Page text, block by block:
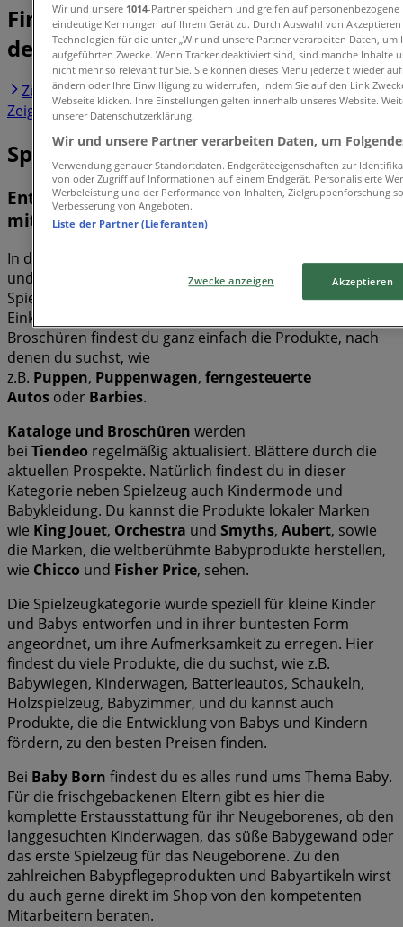
Finde Spielzeug & Baby Kataloge in
deiner Stadt
Zürich Basel Bern Genève
St. Gallen
Zeige mehr Städte
Spielzeug & Baby
Entdecke alle Spielzeug- und Babykataloge
mit Tiendeo!
In dieser Kategorie findest du die Kataloge, Angebote
und Rabatte deiner Lieblings-Baby- und
Spielzeugmarken, und du kannst deine Baby-Einkäufe im
Einklang mit deinem Budget erledigen. Dank der
Broschüren findest du ganz einfach die Produkte, nach
denen du suchst, wie
z.B. Puppen, Puppenwagen, ferngesteuerte
Autos oder Barbies.
Kataloge und Broschüren werden
bei Tiendeo regelmäßig aktualisiert. Blättere durch die
aktuellen Prospekte. Natürlich findest du in dieser
Kategorie neben Spielzeug auch Kindermode und
Babykleidung. Du kannst die Produkte lokaler Marken
wie King Jouet, Orchestra und Smyths, Aubert, sowie
die Marken, die weltberühmte Babyprodukte herstellen,
wie Chicco und Fisher Price, sehen.
Die Spielzeugkategorie wurde speziell für kleine Kinder
und Babys entworfen und in ihrer buntesten Form
angeordnet, um ihre Aufmerksamkeit zu erregen. Hier
findest du viele Produkte, die du suchst, wie z.B.
Babywiegen, Kinderwagen, Batterieautos, Schaukeln,
Holzspielzeug, Babyzimmer, und du kannst auch
Produkte, die die Entwicklung von Babys und Kindern
fördern, zu den besten Preisen finden.
Bei Baby Born findest du es alles rund ums Thema Baby.
Für die frischgebackenen Eltern gibt es hier die
komplette Erstausstattung für ihr Neugeborenes, ob den
langgesuchten Kinderwagen, das süße Babygewand oder
das erste Spielzeug für das Neugeborene. Zu den
zahlreichen Babypflegeprodukten und Babyartikeln wirst
du auch gerne direkt im Shop von den kompetenten
Mitarbeitern beraten.
Wir und unsere 1014-Partner speichern und greifen auf
eindeutige Kennungen auf Ihrem Gerät zu. Durch Auswahl von
Technologien für die unter „Wir und unsere Partner verarbeiten Daten, um
aufgeführten Zwecke. Wenn Tracker deaktiviert sind, sind manche Inhalte
nicht mehr so relevant für Sie. Sie können dieses Menü jederzeit wieder
ändern oder Ihre Einwilligung zu widerrufen, indem Sie auf den Link
Webseite klicken. Ihre Einstellungen gelten innerhalb unseres Website.
unserer Datenschutzerklärung.
Wir und unsere Partner verarbeiten Daten, um
Verwendung genauer Standortdaten. Endgeräteeigenschaften zur
von oder Zugriff auf Informationen auf einem Endgerät. Personalisierte
Werbeleistung und der Performance von Inhalten, Zielgruppenforschung
Verbesserung von Angeboten.
Liste der Partner (Lieferanten)
Zwecke anzeigen Akzeptieren